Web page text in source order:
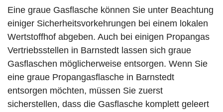
Eine graue Gasflasche können Sie unter Beachtung
einiger Sicherheitsvorkehrungen bei einem lokalen
Wertstoffhof abgeben. Auch bei einigen Propangas
Vertriebsstellen in Barnstedt lassen sich graue
Gasflaschen möglicherweise entsorgen. Wenn Sie
eine graue Propangasflasche in Barnstedt
entsorgen möchten, müssen Sie zuerst
sicherstellen, dass die Gasflasche komplett geleert